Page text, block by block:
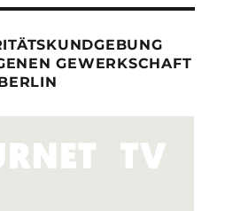
GEWERKSCHAFT